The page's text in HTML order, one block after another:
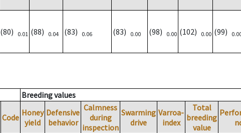
(80) 0.01 (88) 0.04 (83) 0.06 (83) 0.00 (98) 0.00 (102) 0.00 (99)
Breeding values
Code Honey
yield
Defensive
behavior
Calmness
during
inspection
Swarming
drive
Varroa-
index
Total
breeding
value